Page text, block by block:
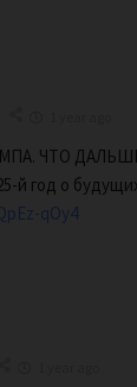
ЧТО ДАЛЬШЕ
й год о
qOy4